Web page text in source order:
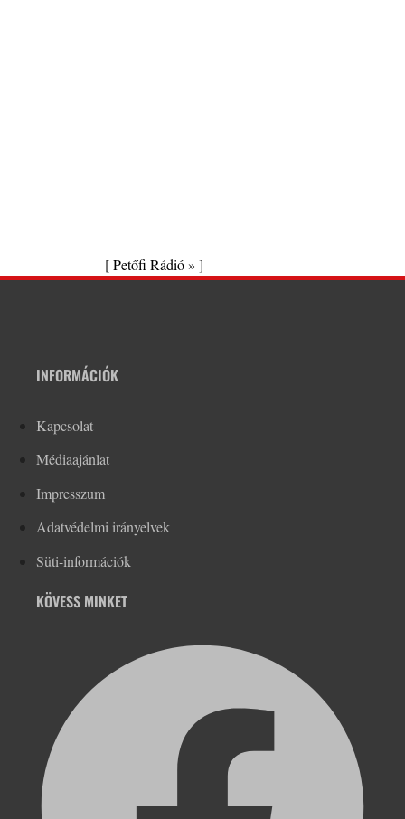
[Petőfi Rádió » ]
INFORMÁCIÓK
Kapcsolat
Médiaajánlat
Impresszum
Adatvédelmi irányelvek
Süti-információk
KÖVESS MINKET